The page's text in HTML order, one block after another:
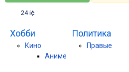
24 i¢
Хобби
Кино
Аниме
Политика
Правые